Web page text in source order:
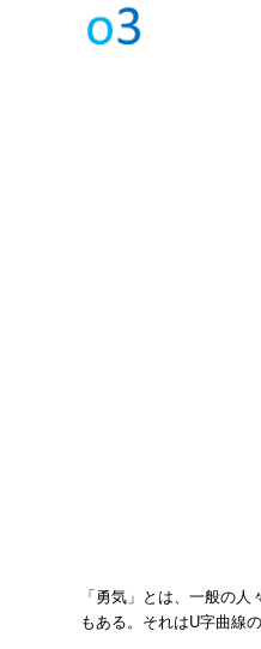
「勇気」とは、一般の
もある。それはU字曲線